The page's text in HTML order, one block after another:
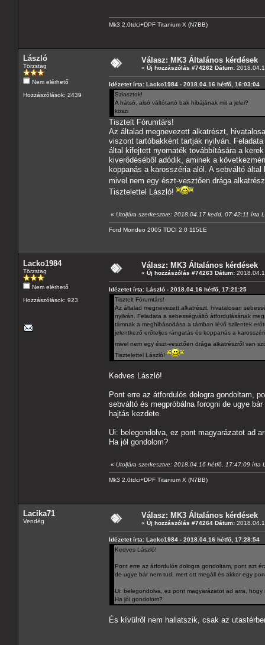
Mk3 2.0tdci+DPF Titanium X (N7BB)
László
Törzstag
Nem elérhető
Hozzászólások: 2439
Válasz: MK3 Általános kérdések
« Új hozzászólás #74262 Dátum:
Idézetet írta: Lacko1984 - 2018.04.16 hétfő, 16:03:04
Sziasztok!
A hátsó, alsó váltótartó bak hibájának mit a jelei?
köszi
Tisztelt Fórumtárs!
Az általad megnevezett alkatrészt,
viszont tartóbakként tartják nyilván.
által kifejtett nyomaték továbbítására a
kiverődéséből adódik, aminek a
koppanás a karosszéria alól. A sebváltó
mivel nem egy észt-vesztően drága
Tisztelettel László!
« Utoljára szerkesztve: 2018.04.17 kedd, 07:42:11 írta
Ford Mondeo 2005 TDCI 2.0 115LE
Lacko1984
Törzstag
Nem elérhető
Hozzászólások: 923
Válasz: MK3 Általános kérdések
« Új hozzászólás #74263 Dátum:
Idézetet írta: László - 2018.04.16 hétfő, 17:21:25
Tisztelt Fórumtárs!
Az általad megnevezett alkatrészt, hivatalosan
nyilván. Feladata a sebességváltó átfordulásának
támnak a meghibásodása a támban lévő szilentek
jelentkező erőteljes rángatás és koppanás a
mivel nem egy észt-vesztően drága alkatrészről van
Tisztelettel László!
Kedves László!
Pont erre az átfordulós dologra gondoltam,
sebváltó és megpróbálna forogni de ugye
hajtás kezdete.
Ui: belegondolva, ez pont magyarázatot ad
Ha jól gondolom?
« Utoljára szerkesztve: 2018.04.16 hétfő, 17:47:09 írta
Mk3 2.0tdci+DPF Titanium X (N7BB)
Lacika71
Vendég
Válasz: MK3 Általános kérdések
« Új hozzászólás #74264 Dátum:
Idézetet írta: Lacko1984 - 2018.04.16 hétfő, 17:28:54
Kedves László!
Pont erre az átfordulós dologra gondoltam, pont azt
de ugye bár nem tud, mert ott megáll és akkor egy
Ui: belegondolva, ez pont magyarázatot ad arra,
Ha jól gondolom?
És kívülről nem hallatszik, csak az